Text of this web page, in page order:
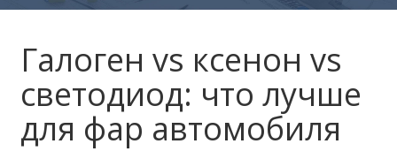
Галоген vs ксенон vs
светодиод: что лучше
для фар автомобиля